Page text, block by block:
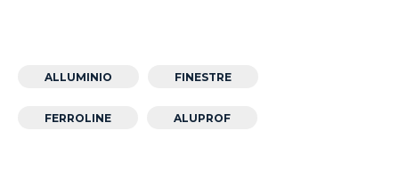
ALLUMINIO FINESTRE
FERROLINE ALUPROF